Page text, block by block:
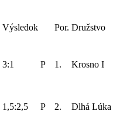
Výsledok Por. Družstvo
3:1 P 1. Krosno I
1,5:2,5 P 2. Dlhá Lúka